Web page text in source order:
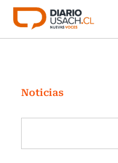
Click acá para ir
Investigación
Cultura
Programas Radio
Noticias